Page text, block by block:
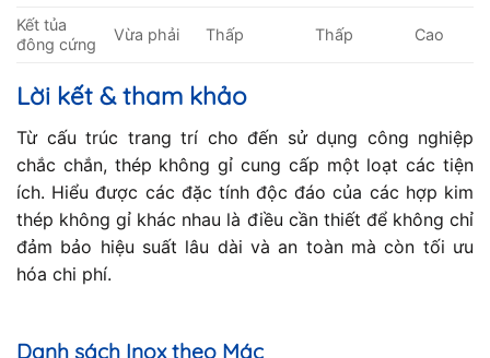
Kết tủa
đông cứng
Vừa phải Thấp Thấp Cao
Lời kết & tham khảo
Từ cấu trúc trang trí cho đến sử dụng công nghiệp
chắc chắn, thép không gỉ cung cấp một loạt các tiện
ích. Hiểu được các đặc tính độc đáo của các hợp kim
thép không gỉ khác nhau là điều cần thiết để không chỉ
đảm bảo hiệu suất lâu dài và an toàn mà còn tối ưu
hóa chi phí.
Danh sách Inox theo Mác